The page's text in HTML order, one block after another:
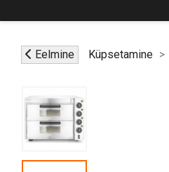
Eelmine Küpsetamine